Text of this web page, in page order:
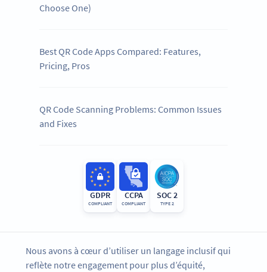
Choose One)
Best QR Code Apps Compared: Features,
Pricing, Pros
QR Code Scanning Problems: Common Issues
and Fixes
GDPR
COMPLIANT
CCPA
COMPLIANT
SOC 2
TYPE 2
Nous avons à cœur d’utiliser un langage inclusif qui
reflète notre engagement pour plus d’équité,